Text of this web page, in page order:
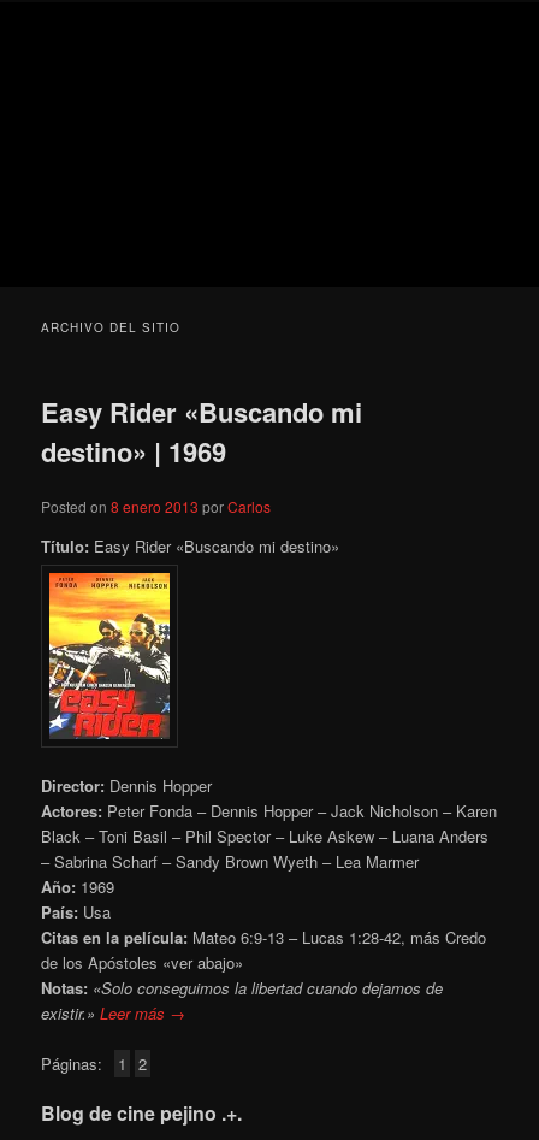
ARCHIVO DEL SITIO
Easy Rider «Buscando mi
destino» | 1969
Posted on8 enero 2013 porCarlos
Título: Easy Rider «Buscando mi destino»
Director: Dennis Hopper
Actores: Peter Fonda – Dennis Hopper – Jack Nicholson – Karen
Black – Toni Basil – Phil Spector – Luke Askew – Luana Anders
– Sabrina Scharf – Sandy Brown Wyeth – Lea Marmer
Año: 1969
País: Usa
Citas en la película: Mateo 6:9-13 – Lucas 1:28-42, más Credo
de los Apóstoles «ver abajo»
Notas: «Solo conseguimos la libertad cuando dejamos de
existir.»Leer más →
Páginas: 1 2
Blog de cine pejino .+.